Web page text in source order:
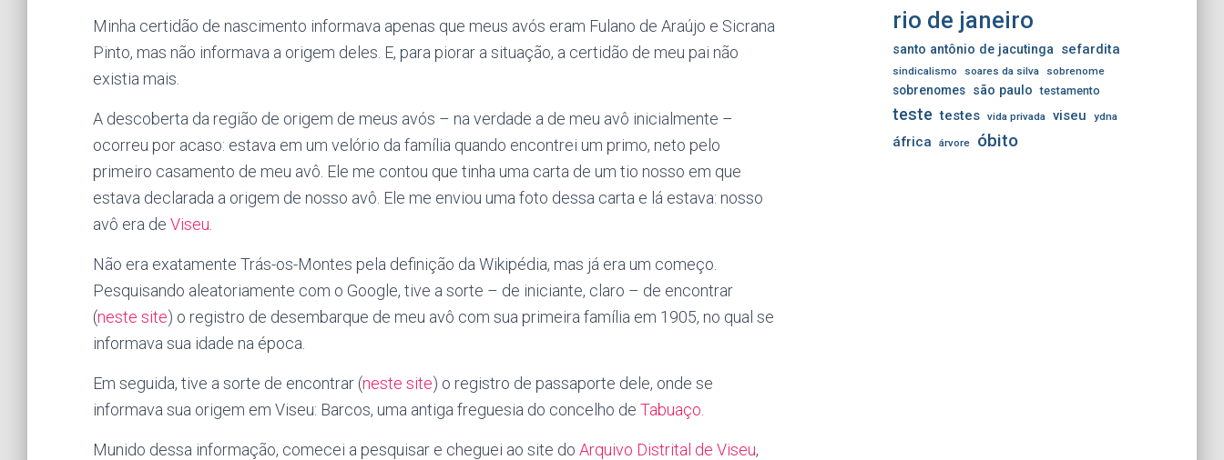
Minha certidão de nascimento informava apenas que meus avós eram Fulano de Araújo e Sicrana
Pinto, mas não informava a origem deles. E, para piorar a situação, a certidão de meu pai não
existia mais.
A descoberta da região de origem de meus avós – na verdade a de meu avô inicialmente –
ocorreu por acaso: estava em um velório da família quando encontrei um primo, neto pelo
primeiro casamento de meu avô. Ele me contou que tinha uma carta de um tio nosso em que
estava declarada a origem de nosso avô. Ele me enviou uma foto dessa carta e lá estava: nosso
avô era de Viseu
Não era exatamente Trás-os-Montes pela definição da Wikipédia, mas já era um começo.
Pesquisando aleatoriamente com o Google, tive a sorte – de iniciante, claro – de encontrar
(neste site) o registro de desembarque de meu avô com sua primeira família em 1905, no qual se
informava sua idade na época.
Em seguida, tive a sorte de encontrar (neste site) o registro de passaporte dele, onde se
informava sua origem em Viseu: Barcos, uma antiga freguesia do concelho de Tabuaço
Munido dessa informação, comecei a pesquisar e cheguei ao site do Arquivo Distrital de Viseu,
rio de janeiro
santo antônio de jacutinga sefardita
sindicalismo soares da silva sobrenome
sobrenomes são paulo testamento
teste testes vida privada viseu ydna
áfrica árvore óbito